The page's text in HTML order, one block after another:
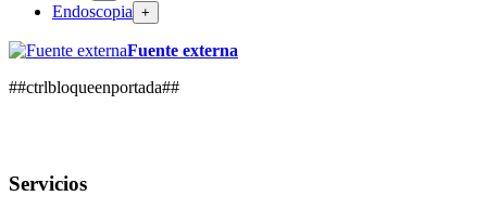
Endoscopia +
Fuente externa
##ctrlbloqueenportada##
Servicios